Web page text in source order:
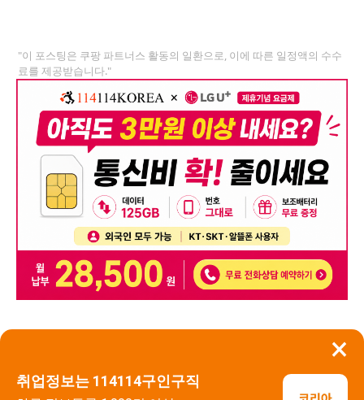
×
취업정보는 114114구인구직
"이 포스팅은 쿠팡 파트너스 활동의 일환으로, 이에 따른 일정액의 수수
료를 제공받습니다."